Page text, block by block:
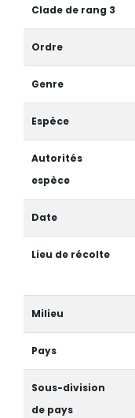
Clade de rang 3
Ordre
Genre
Espèce
Autorités
espèce
Date
Lieu de récolte
Milieu
Pays
Sous-division
de pays